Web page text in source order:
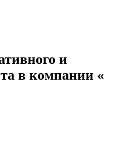
и
в компании «